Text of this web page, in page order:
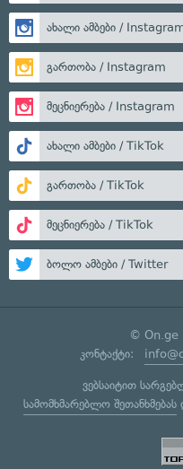
ახალი ამბები /
გართობა / Instagram
მეცნიერება / Instagram
ახალი ამბები / TikTok
გართობა / TikTok
მეცნიერება / TikTok
ბოლო ამბები / Twitter
© On.ge
კონტაქტი:
ვებსაიტით
სამომხმარებლო შეთანხმებას